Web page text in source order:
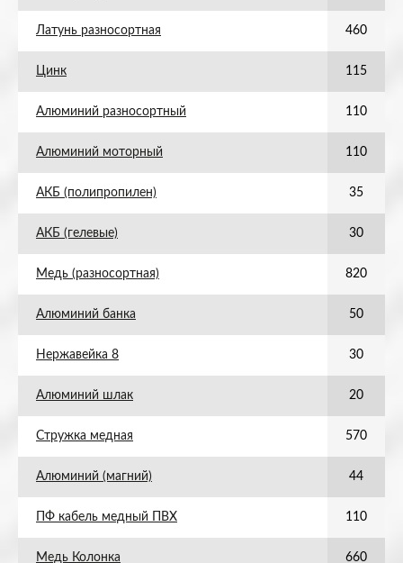
Латунь разносортная 460
Цинк 115
Алюминий разносортный 110
Алюминий моторный 110
АКБ (полипропилен) 35
АКБ (гелевые) 30
Медь (разносортная) 820
Алюминий банка 50
Нержавейка 8 30
Алюминий шлак 20
Стружка медная 570
Алюминий (магний) 44
ПФ кабель медный ПВХ 110
Медь Колонка 660